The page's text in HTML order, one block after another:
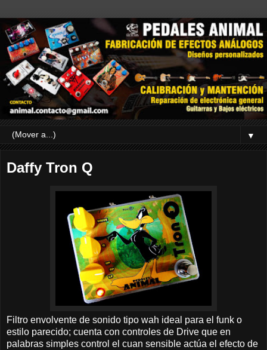
▼
Daffy Tron Q
Filtro envolvente de sonido tipo wah ideal para el funk o
estilo parecido; cuenta con controles de Drive que en
palabras simples control el cuan sensible actúa el efecto de